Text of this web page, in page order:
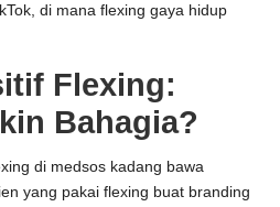
di mana flexing gaya hidup
Flexing:
Bahagia?
di medsos kadang bawa
yang pakai flexing buat branding